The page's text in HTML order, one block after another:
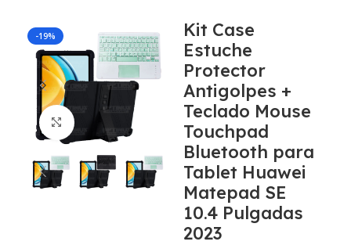
-19%
Click to enlarge
Kit Case
Estuche
Protector
Antigolpes +
Teclado Mouse
Touchpad
Bluetooth para
Tablet Huawei
Matepad SE
10.4 Pulgadas
2023